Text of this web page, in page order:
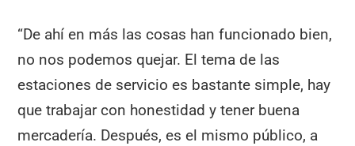
“De ahí en más las cosas han funcionado bien,
no nos podemos quejar. El tema de las
estaciones de servicio es bastante simple, hay
que trabajar con honestidad y tener buena
mercadería. Después, es el mismo público, a